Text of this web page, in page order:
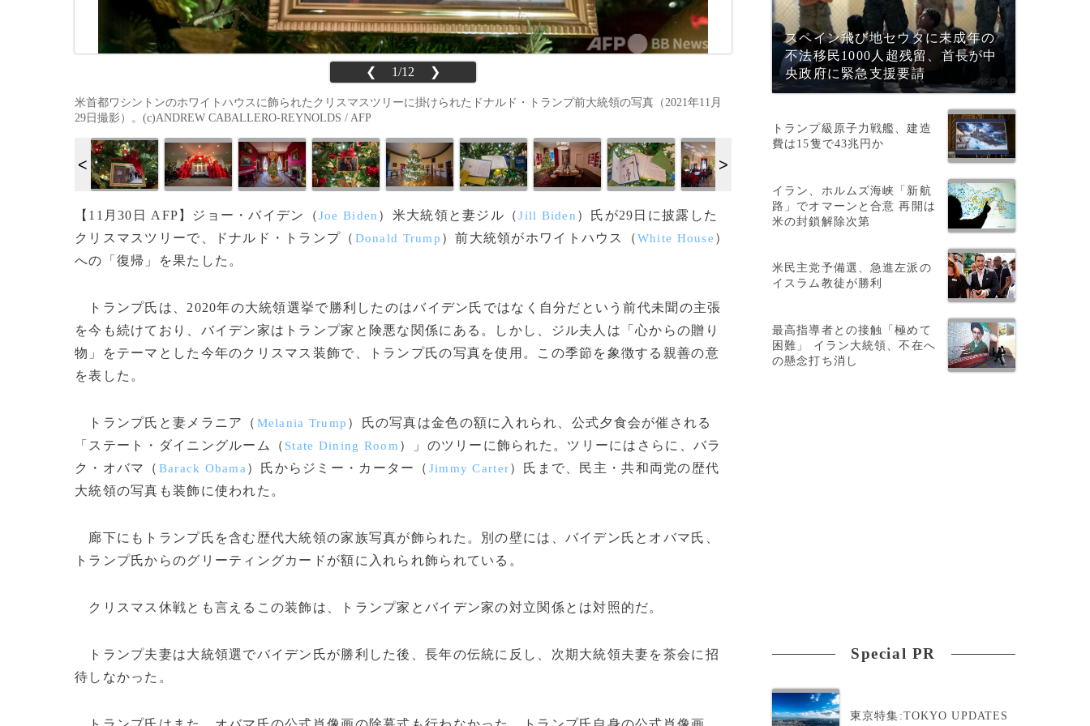
❮ 1/12 ❯
米首都ワシントンのホワイトハウスに飾られたクリスマスツリーに掛けられたドナルド・トランプ前大統領の写真（2021年11月
29日撮影）。(c)ANDREW CABALLERO-REYNOLDS / AFP
【11月30日 AFP】ジョー・バイデン（Joe Biden ）米大統領と妻ジル（Jill Biden ）氏が29日に披露した
クリスマスツリーで、ドナルド・トランプ（ Donald Trump ）前大統領がホワイトハウス（White House ）
への「復帰」を果たした。
トランプ氏は、2020年の大統領選挙で勝利したのはバイデン氏ではなく自分だという前代未聞の主張
を今も続けており、バイデン家はトランプ家と険悪な関係にある。しかし、ジル夫人は「心からの贈り
物」をテーマとした今年のクリスマス装飾で、トランプ氏の写真を使用。この季節を象徴する親善の意
を表した。
トランプ氏と妻メラニア（ Melania Trump ）氏の写真は金色の額に入れられ、公式夕食会が催される
「ステート・ダイニングルーム（ State Dining Room ）」のツリーに飾られた。ツリーにはさらに、バラ
ク・オバマ（ Barack Obama ）氏からジミー・カーター（ Jimmy Carter）氏まで、民主・共和両党の歴代
大統領の写真も装飾に使われた。
廊下にもトランプ氏を含む歴代大統領の家族写真が飾られた。別の壁には、バイデン氏とオバマ氏、
トランプ氏からのグリーティングカードが額に入れられ飾られている。
クリスマス休戦とも言えるこの装飾は、トランプ家とバイデン家の対立関係とは対照的だ。
トランプ夫妻は大統領選でバイデン氏が勝利した後、長年の伝統に反し、次期大統領夫妻を茶会に招
待しなかった。
スペイン飛び地セウタに未成年の
不法移民1000人超残留、首長が中
央政府に緊急支援要請
トランプ級原子力戦艦、建造
費は15隻で43兆円か
イラン、ホルムズ海峡「新航
路」でオマーンと合意 再開は
米の封鎖解除次第
米民主党予備選、急進左派の
イスラム教徒が勝利
最高指導者との接触「極めて
困難」 イラン大統領、不在へ
の懸念打ち消し
Special PR
東京特集:TOKYO UPDATES